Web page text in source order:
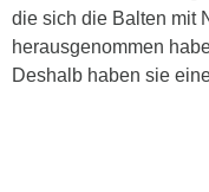
die sich die Balten mit
herausgenommen
Deshalb haben sie